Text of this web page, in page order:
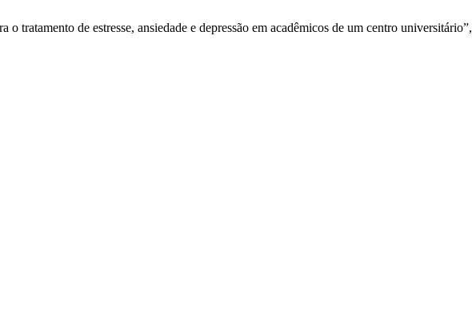
tratamento de estresse, ansiedade e depressão em acadêmicos de um centro universitário”,